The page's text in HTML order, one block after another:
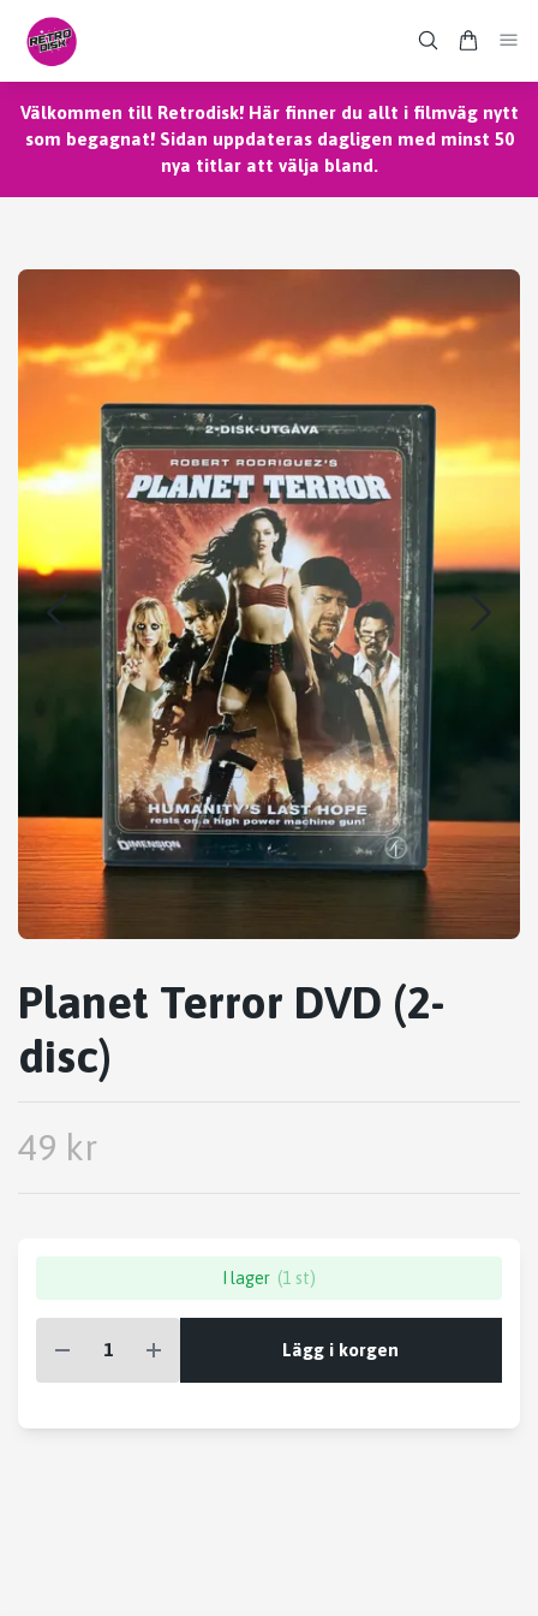
Välkommen till Retrodisk! Här finner du allt i filmväg nytt
som begagnat! Sidan uppdateras dagligen med minst 50
nya titlar att välja bland.
Planet Terror DVD (2-
disc)
49 kr
I lager (1 st)
Lägg i korgen